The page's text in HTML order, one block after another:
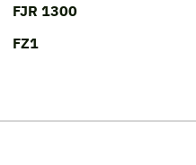
FJR 1300
FZ1